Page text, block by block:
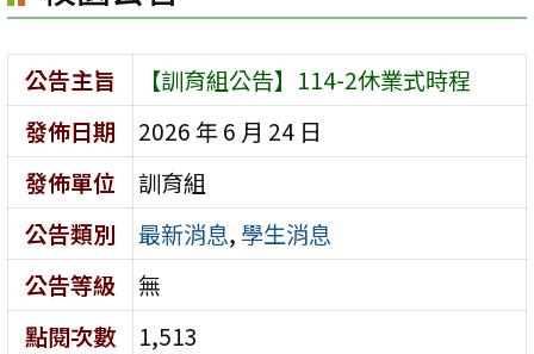
區
公告主旨
【訓育組公告】114-2休業式時程
發佈日期
2026 年 6 月 24 日
發佈單位
訓育組
公告類別
最新消息, 學生消息
公告等級
無
點閱次數
1,513